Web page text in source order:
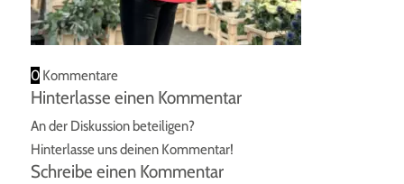
0 Kommentare
Hinterlasse einen Kommentar
An der Diskussion beteiligen?
Hinterlasse uns deinen Kommentar!
Schreibe einen Kommentar